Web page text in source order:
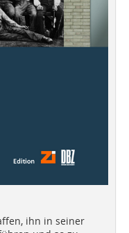
ihn in seiner